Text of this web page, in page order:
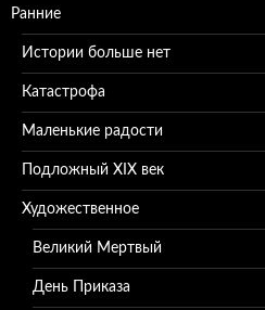
Ранние
Истории больше нет
Катастрофа
Маленькие радости
Подложный XIX век
Художественное
Великий Мертвый
День Приказа